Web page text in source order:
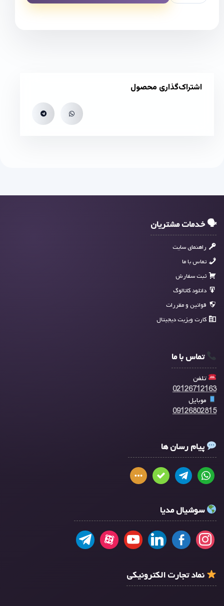
اشتراک‌گذاری محصول
🗣 خدمات مشتریان
راهنمای سایت
تماس با ما
ثبت سفارش
دانلود کاتالوگ
قوانین و مقررات
کارت ویزیت دیجیتال
تماس با ما
تلفن
02126712163
موبایل
09126802815
پیام رسان ها
سوشیال مدیا
نماد تجارت الکترونیکی